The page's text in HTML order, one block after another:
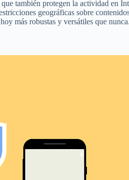
también protegen la actividad en
geográficas sobre
más robustas y versátiles que nunca.